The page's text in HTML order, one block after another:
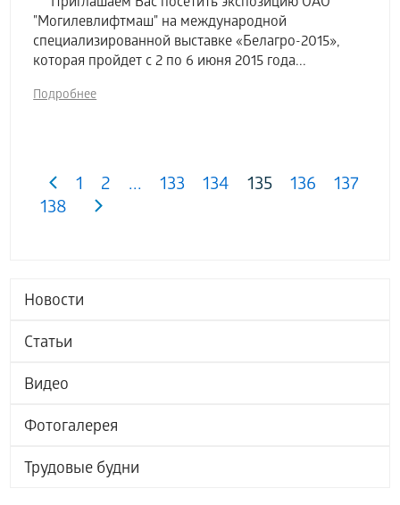
Новости
Статьи
Видео
Фотогалерея
Трудовые будни
"Могилевлифтмаш" на международной
специализированной выставке «Белагро-2015»,
которая пройдет с 2 по 6 июня 2015 года...
Подробнее
1 2 ... 133 134 135 136
137
138